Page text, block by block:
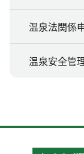
温泉法関係
温泉安全管